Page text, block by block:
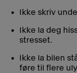
Ikke skriv
Ikke la deg
stresset.
Ikke la bilen
føre til flere